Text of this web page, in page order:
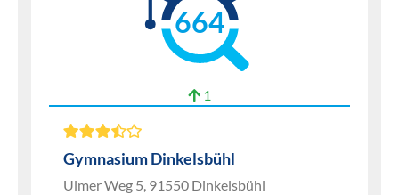
664
1
Gymnasium Dinkelsbühl
Ulmer Weg 5, 91550 Dinkelsbühl